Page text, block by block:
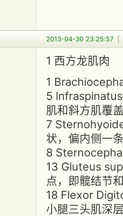
2013-04-30 23:25:57
1 西方龙肌肉
1
5
肌和斜方肌覆
7
状，偏内侧一
8
13 Gluteus
点，即髋结节
18 Flexor
小腿三头肌深